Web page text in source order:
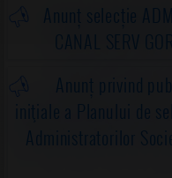
Anunț selecție
CANAL SERV
Anunț privind
iniţiale a Planului de
Administratorilor